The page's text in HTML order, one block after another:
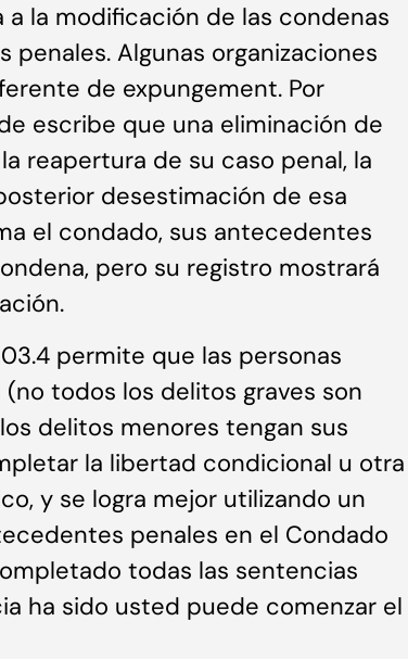
la modificación de las condenas
Algunas organizaciones
de expungement. Por
escribe que una eliminación de
reapertura de su caso penal, la
desestimación de esa
el condado, sus antecedentes
pero su registro mostrará
permite que las personas
todos los delitos graves son
delitos menores tengan sus
la libertad condicional u otra
y se logra mejor utilizando un
penales en el Condado
todas las sentencias
ha sido usted puede comenzar el